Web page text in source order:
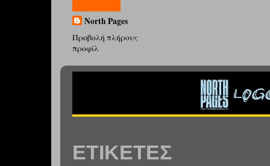
North Pages
Προβολή πλήρους
προφίλ
ΕΤΙΚΈΤΕΣ